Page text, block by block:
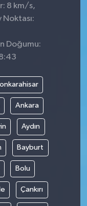
8 km/s,
Noktası:
Doğumu:
Ankara
Aydın
Bayburt
Bolu
Çankırı